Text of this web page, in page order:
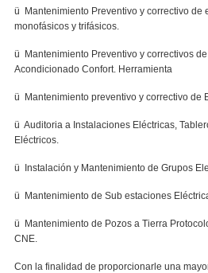
ü Mantenimiento Preventivo y correctivo de
monofásicos y trifásicos.
ü Mantenimiento Preventivo y correctivos
Acondicionado Confort. Herramienta
ü Mantenimiento preventivo y correctivo de
ü Auditoria a Instalaciones Eléctricas,
Eléctricos.
ü Instalación y Mantenimiento de Grupos
ü Mantenimiento de Sub estaciones
ü Mantenimiento de Pozos a Tierra
CNE.
Con la finalidad de proporcionarle una